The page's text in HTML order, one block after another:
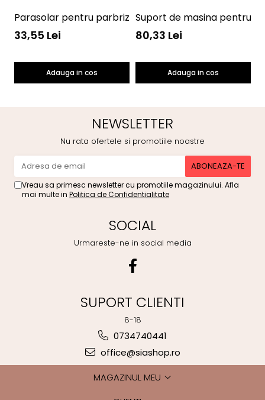
Parasolar pentru parbriz Winnie the Pooh Disney
33,55 Lei
Adauga in cos
Suport de masina pentru
80,33 Lei
Adauga in cos
NEWSLETTER
Nu rata ofertele si promotiile noastre
Vreau sa primesc newsletter cu promotiile magazinului. Afla
mai multe in Politica de Confidentialitate
SOCIAL
Urmareste-ne in social media
SUPORT CLIENTI
8-18
0734740441
office@siashop.ro
MAGAZINUL MEU